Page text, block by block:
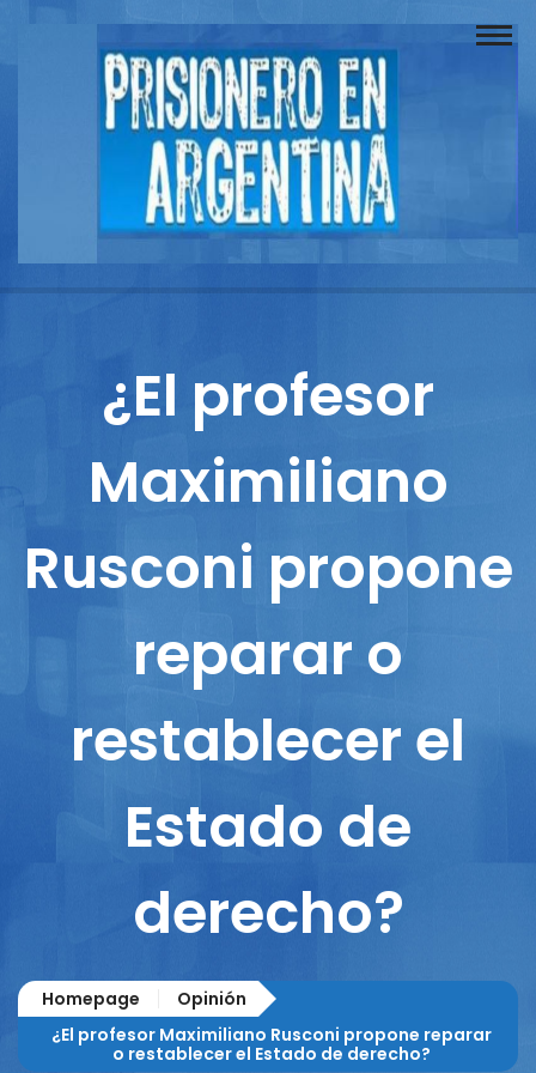
Documentos
Reportajes
Columnistas
¿El profesor
Maximiliano
Rusconi propone
reparar o
restablecer el
Estado de
derecho?
Homepage
Opinión
¿El profesor Maximiliano Rusconi propone reparar
o restablecer el Estado de derecho?